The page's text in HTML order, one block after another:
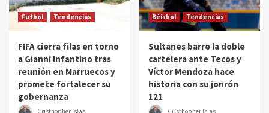
Futbol Tendencias
FIFA cierra filas en torno
a Gianni Infantino tras
reunión en Marruecos y
promete fortalecer su
gobernanza
Béisbol Tendencias
Sultanes barre la doble
cartelera ante Tecos y
Víctor Mendoza hace
historia con su jonrón
121